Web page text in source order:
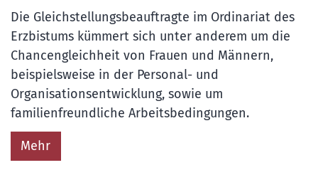
Die Gleichstellungsbeauftragte im Ordinariat des
Erzbistums kümmert sich unter anderem um die
Chancengleichheit von Frauen und Männern,
beispielsweise in der Personal- und
Organisationsentwicklung, sowie um
familienfreundliche Arbeitsbedingungen.
Mehr